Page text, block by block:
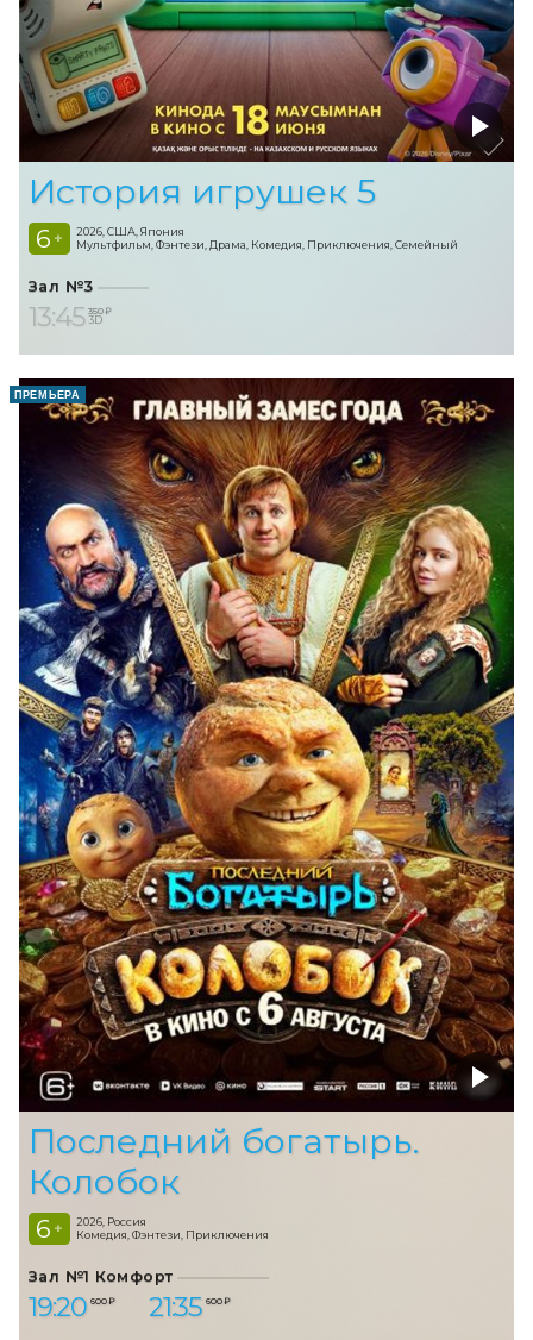
История игрушек 5
6 +
2026, США, Япония
Мультфильм, Фэнтези, Драма, Комедия, Приключения, Семейный
Зал №3
13:45 350 ₽
3D
ПРЕМЬЕРА
Последний богатырь.
Колобок
6 +
2026, Россия
Комедия, Фэнтези, Приключения
Зал №1 Комфорт
19:20 600 ₽ 21:35 600 ₽